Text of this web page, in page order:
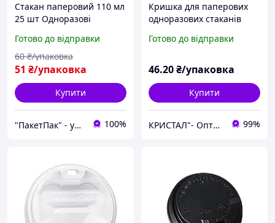
Стакан паперовий 110 мл
25 шт Одноразові
Красивий стакан
Готово до відправки
51 ₴/упаковка
60 ₴/упаковка
Купити
"ПакетПак" - упаковка, яка працює на ваш бренд! 100%
Кришка для паперових
одноразових стаканів
(175мл) 50шт/уп
Готово до відправки
46.20₴/упаковка
Купити
КРИСТАЛ"- Оптова та розрібна торгівля одноразовим посудом,товарами санітарно-побутового призначення 99%